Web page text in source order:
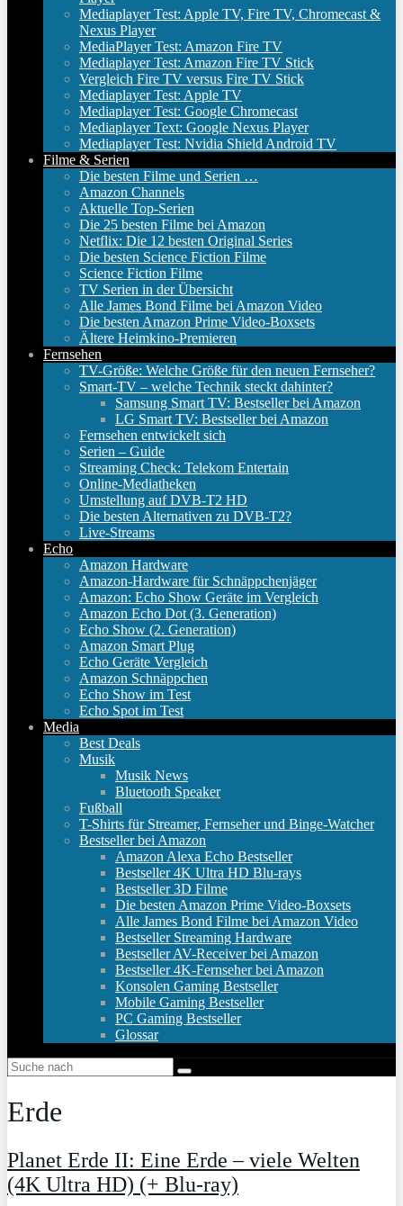
Mediaplayer Test: Apple TV, Fire TV, Chromecast &
Nexus Player
MediaPlayer Test: Amazon Fire TV
Mediaplayer Test: Amazon Fire TV Stick
Vergleich Fire TV versus Fire TV Stick
Mediaplayer Test: Apple TV
Mediaplayer Test: Google Chromecast
Mediaplayer Text: Google Nexus Player
Mediaplayer Test: Nvidia Shield Android TV
Filme & Serien
Die besten Filme und Serien …
Amazon Channels
Aktuelle Top-Serien
Die 25 besten Filme bei Amazon
Netflix: Die 12 besten Original Series
Die besten Science Fiction Filme
Science Fiction Filme
TV Serien in der Übersicht
Alle James Bond Filme bei Amazon Video
Die besten Amazon Prime Video-Boxsets
Ältere Heimkino-Premieren
Fernsehen
TV-Größe: Welche Größe für den neuen Fernseher?
Smart-TV – welche Technik steckt dahinter?
Samsung Smart TV: Bestseller bei Amazon
LG Smart TV: Bestseller bei Amazon
Fernsehen entwickelt sich
Serien – Guide
Streaming Check: Telekom Entertain
Online-Mediatheken
Umstellung auf DVB-T2 HD
Die besten Alternativen zu DVB-T2?
Live-Streams
Echo
Amazon Hardware
Amazon-Hardware für Schnäppchenjäger
Amazon: Echo Show Geräte im Vergleich
Amazon Echo Dot (3. Generation)
Echo Show (2. Generation)
Amazon Smart Plug
Echo Geräte Vergleich
Amazon Schnäppchen
Echo Show im Test
Echo Spot im Test
Media
Best Deals
Musik
Musik News
Bluetooth Speaker
Fußball
T-Shirts für Streamer, Fernseher und Binge-Watcher
Bestseller bei Amazon
Amazon Alexa Echo Bestseller
Bestseller 4K Ultra HD Blu-rays
Bestseller 3D Filme
Die besten Amazon Prime Video-Boxsets
Alle James Bond Filme bei Amazon Video
Bestseller Streaming Hardware
Bestseller AV-Receiver bei Amazon
Bestseller 4K-Fernseher bei Amazon
Konsolen Gaming Bestseller
Mobile Gaming Bestseller
PC Gaming Bestseller
Glossar
Erde
Planet Erde II: Eine Erde – viele Welten
(4K Ultra HD) (+ Blu-ray)